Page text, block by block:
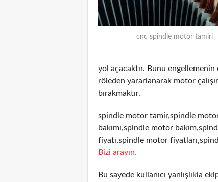
cnc spindle motor tamiri
yol açacaktır. Bunu
röleden yararlanarak motor
bırakmaktır.
spindle motor tamir,spindle
bakımı,spindle motor
fiyatı,spindle motor
Bizi arayın.
Bu sayede kullanıcı yanlışlıkla